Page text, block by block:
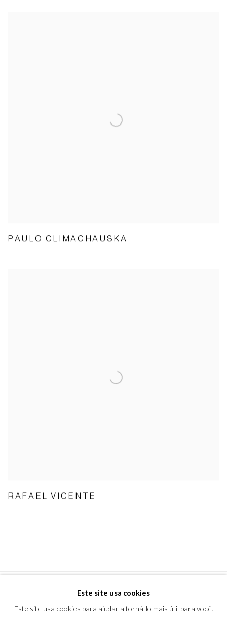
PAULO CLIMACHAUSKA
RAFAEL VICENTE
Este site usa cookies
Este site usa cookies para ajudar a torná-lo mais útil para você.